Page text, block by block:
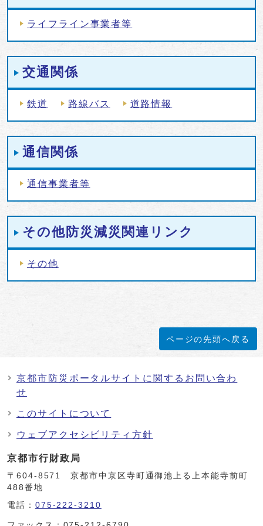
ライフライン事業者等
交通関係
鉄道 路線バス 道路情報
通信関係
通信事業者等
その他防災減災関連リンク
その他
ページの先頭へ戻る
京都市防災ポータルサイトに関するお問い合わ
せ
このサイトについて
ウェブアクセシビリティ方針
京都市行財政局
〒604-8571 京都市中京区寺町通御池上る上本能寺前町
488番地
電話： 075-222-3210